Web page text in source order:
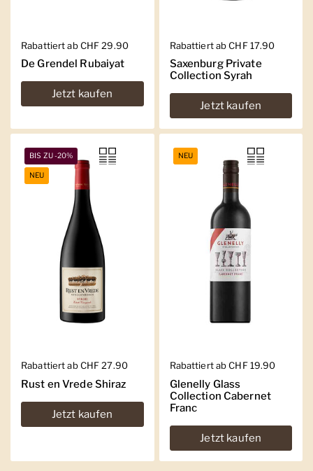
Regulärer Preis
Rabattiert ab CHF 29.90
De Grendel Rubaiyat
Jetzt kaufen
Regulärer Preis
Rabattiert ab CHF 17.90
Saxenburg Private
Collection Syrah
Jetzt kaufen
Regulärer Preis
Rabattiert ab CHF 27.90
Rust en Vrede Shiraz
Jetzt kaufen
BIS ZU -20%
NEU
Regulärer Preis
Rabattiert ab CHF 19.90
Glenelly Glass
Collection Cabernet
Franc
Jetzt kaufen
NEU